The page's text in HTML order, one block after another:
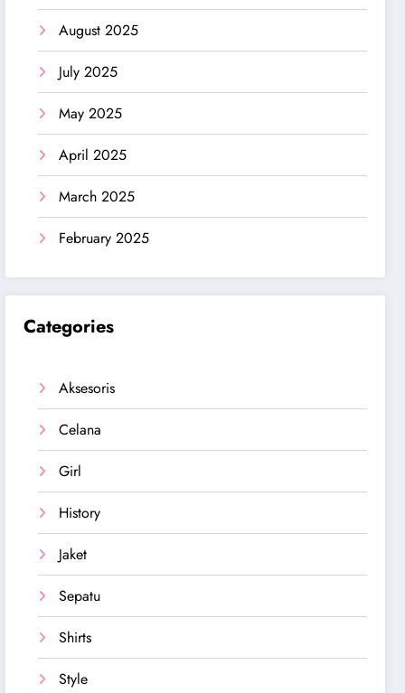
August 2025
July 2025
May 2025
April 2025
March 2025
February 2025
Categories
Aksesoris
Celana
Girl
History
Jaket
Sepatu
Shirts
Style